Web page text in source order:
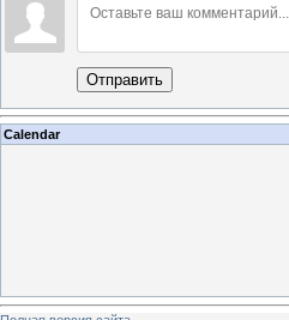
Отправить
Calendar